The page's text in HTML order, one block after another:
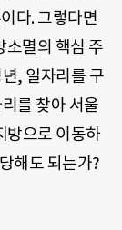
다. 그렇다면
소멸의 핵심 주
, 일자리를 구
를 찾아 서울
방으로 이동하
해도 되는가?